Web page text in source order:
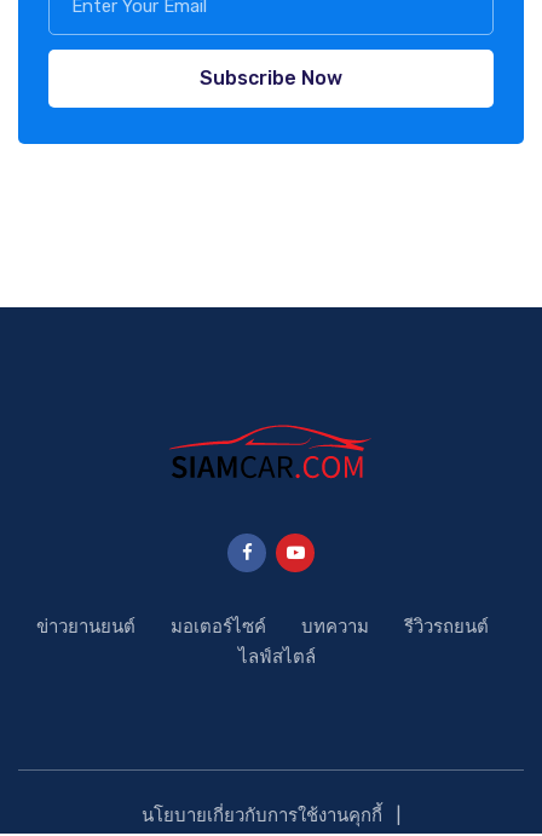
Subscribe Now
ข่าวยานยนต์ มอเตอร์ไซค์ บทความ
รีวิวรถยนต์
ไลฟ์สไตล์
นโยบายเกี่ยวกับการใช้งานคุกกี้